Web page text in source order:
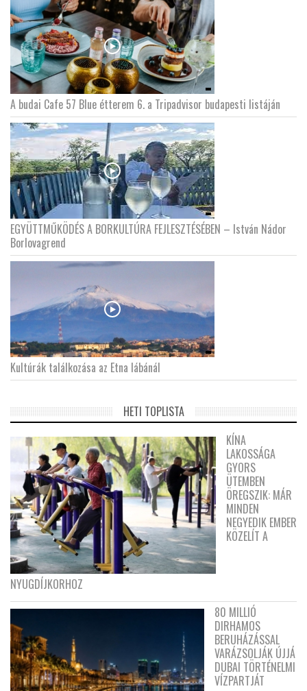
A budai Cafe 57 Blue étterem 6. a Tripadvisor budapesti listáján
EGYÜTTMŰKÖDÉS A BORKULTÚRA FEJLESZTÉSÉBEN – István Nádor
Borlovagrend
Kultúrák találkozása az Etna lábánál
HETI TOPLISTA
KÍNA
LAKOSSÁGA
GYORS
ÜTEMBEN
ÖREGSZIK: MÁR
MINDEN
NEGYEDIK EMBER
KÖZELÍT A
NYUGDÍJKORHOZ
80 MILLIÓ
DIRHAMOS
BERUHÁZÁSSAL
VARÁZSOLJÁK ÚJJÁ
DUBAI TÖRTÉNELMI
VÍZPARTJÁT